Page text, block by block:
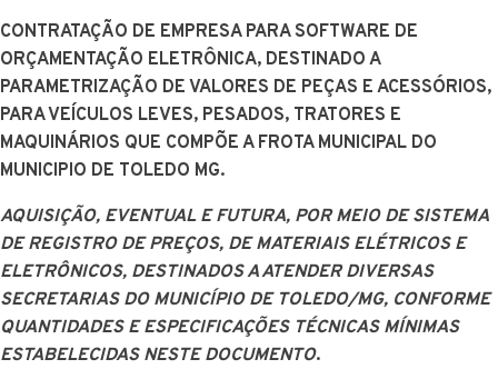
CONTRATAÇÃO DE EMPRESA PARA SOFTWARE DE
ORÇAMENTAÇÃO ELETRÔNICA, DESTINADO A
PARAMETRIZAÇÃO DE VALORES DE PEÇAS E ACESSÓRIOS,
PARA VEÍCULOS LEVES, PESADOS, TRATORES E
MAQUINÁRIOS QUE COMPÕE A FROTA MUNICIPAL DO
MUNICIPIO DE TOLEDO MG.
AQUISIÇÃO, EVENTUAL E FUTURA, POR MEIO DE SISTEMA
DE REGISTRO DE PREÇOS, DE MATERIAIS ELÉTRICOS E
ELETRÔNICOS, DESTINADOS A ATENDER DIVERSAS
SECRETARIAS DO MUNICÍPIO DE TOLEDO/MG, CONFORME
QUANTIDADES E ESPECIFICAÇÕES TÉCNICAS MÍNIMAS
ESTABELECIDAS NESTE DOCUMENTO.